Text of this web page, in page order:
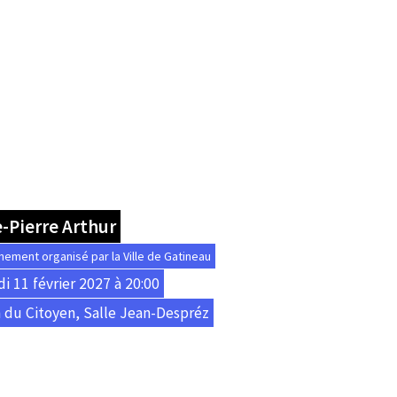
Pierre Arthur
organisé par la Ville de Gatineau
11 février 2027 à 20:00
du Citoyen, Salle Jean-Despréz